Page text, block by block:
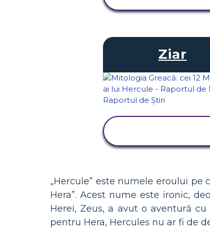
Ziar
„Hercule” este numele eroului pe
Hera”. Acest nume este ironic,
Herei, Zeus, a avut o aventură
pentru Hera, Hercules nu ar fi de